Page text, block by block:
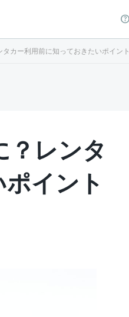
カー利用前に知っておきたいポイント
？レンタ
イント